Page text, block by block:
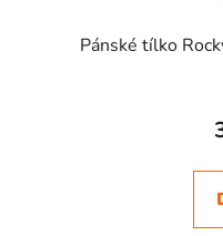
Pánské tílko